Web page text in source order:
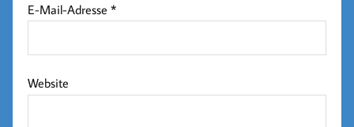
E-Mail-Adresse*
Website